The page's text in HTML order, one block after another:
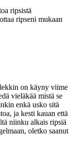
ripsistä
ripseni mukaan
on käyny viime
vieläkää mistä se
enkä usko sitä
ja kesti kauan että
niinku alkais ripsiä
oletko saanut